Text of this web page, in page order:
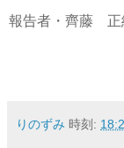
報告者・齊藤 正
りのずみ 時刻: